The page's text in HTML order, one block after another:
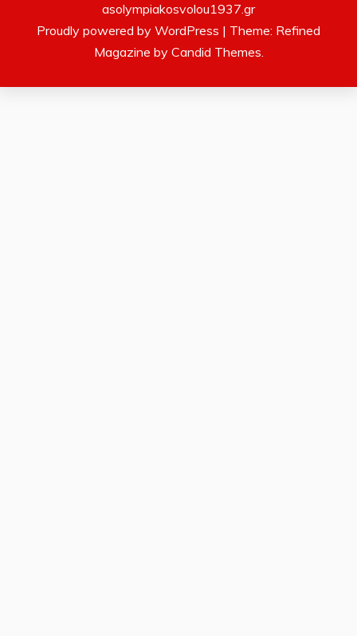
asolympiakosvolou1937.gr
Proudly powered by WordPress | Theme: Refined
Magazine by Candid Themes.